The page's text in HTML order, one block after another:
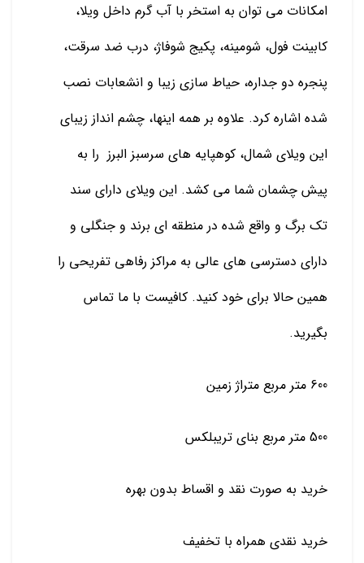
امکانات می توان به استخر با آب گرم داخل ویلا،
کابینت فول، شومینه، پکیج شوفاژ، درب ضد سرقت،
پنجره دو جداره، حیاط سازی زیبا و انشعابات نصب
شده اشاره کرد. علاوه بر همه اینها، چشم انداز زیبای
این ویلای شمال، کوهپایه های سرسبز البرز را به
پیش چشمان شما می کشد. این ویلای دارای سند
تک برگ و واقع شده در منطقه ای برند و جنگلی و
دارای دسترسی های عالی به مراکز رفاهی تفریحی را
همین حالا برای خود کنید. کافیست با ما تماس
بگیرید.
600 متر مربع متراژ زمین
500 متر مربع بنای تریبلکس
خرید به صورت نقد و اقساط بدون بهره
خرید نقدی همراه با تخفیف